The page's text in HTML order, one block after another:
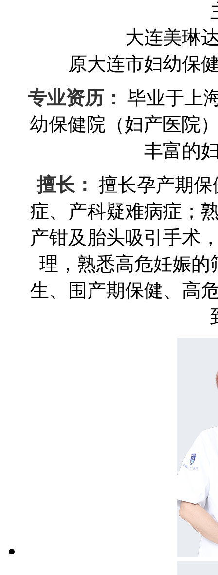
大连美琳
原大连市妇幼保
专业资历： 毕业于上
幼保健院（妇产医院
丰富的
擅长： 擅长孕产期
症、产科疑难病症；
产钳及胎头吸引手术
理，熟悉高危妊娠
生、围产期保健、高